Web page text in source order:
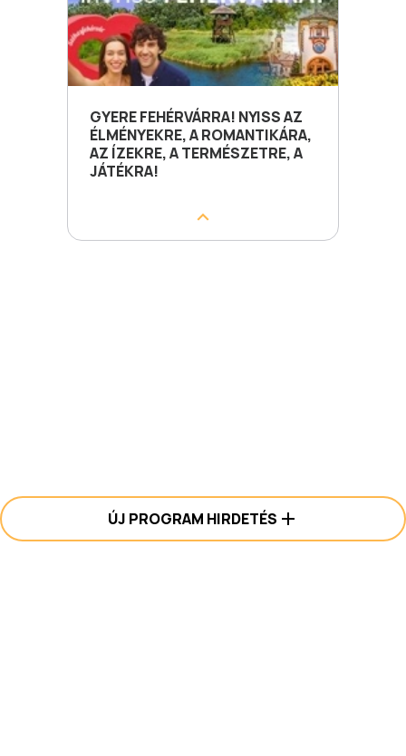
GYERE FEHÉRVÁRRA! NYISS AZ
ÉLMÉNYEKRE, A ROMANTIKÁRA,
AZ ÍZEKRE, A TERMÉSZETRE, A
JÁTÉKRA!
ÚJ PROGRAM HIRDETÉS